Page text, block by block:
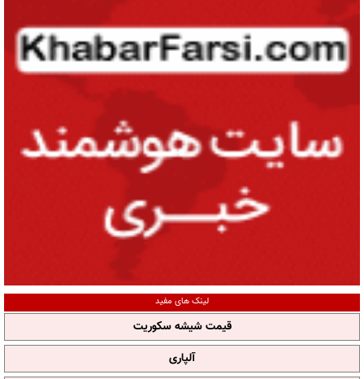
لینک های مفید
قیمت شیشه سکوریت
آلپاری